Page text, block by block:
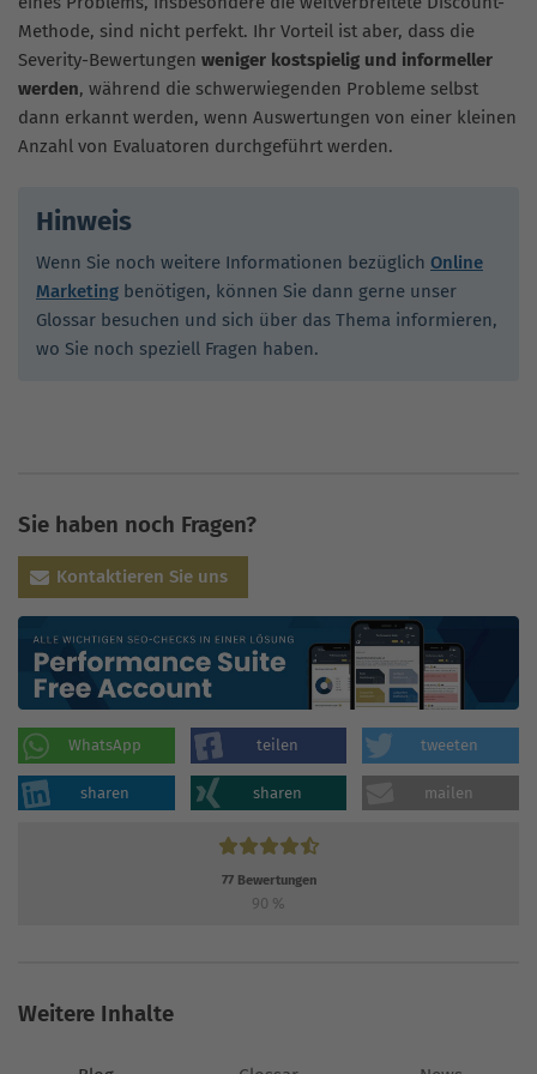
Methode, sind nicht perfekt. Ihr Vorteil ist aber, dass die
Severity-Bewertungen weniger kostspielig und informeller
werden, während die schwerwiegenden Probleme selbst
dann erkannt werden, wenn Auswertungen von einer kleinen
Anzahl von Evaluatoren durchgeführt werden.
Hinweis
Wenn Sie noch weitere Informationen bezüglich Online
Marketing benötigen, können Sie dann gerne unser
Glossar besuchen und sich über das Thema informieren,
wo Sie noch speziell Fragen haben.
Sie haben noch Fragen?
Kontaktieren Sie uns
WhatsApp teilen tweeten
sharen sharen mailen
77Bewertungen
90 %
Weitere Inhalte